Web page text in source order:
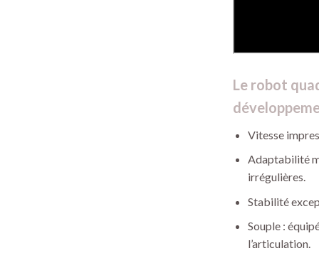
Le robot
Vitesse
Adaptabilité
irrégulières.
Stabilité
Souple :
l’articulation.